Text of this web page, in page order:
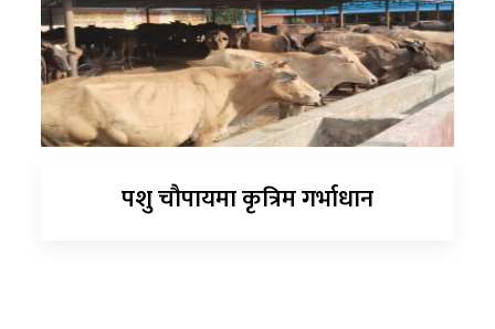
पशु चौपायमा कृत्रिम गर्भाधान